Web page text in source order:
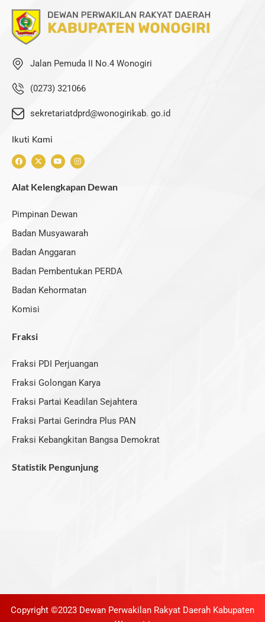
Jalan Pemuda II No.4 Wonogiri
(0273) 321066
sekretariatdprd@wonogirikab. go.id
Ikuti Kami
F
a
e
b
k
X
-
w
i
e
r
Y
o
u
I
n
a
a
m
Alat Kelengkapan Dewan
Pimpinan Dewan
Badan Musyawarah
Badan Anggaran
Badan Pembentukan PERDA
Badan Kehormatan
Komisi
Fraksi
Fraksi PDI Perjuangan
Fraksi Golongan Karya
Fraksi Partai Keadilan Sejahtera
Fraksi Partai Gerindra Plus PAN
Fraksi Kebangkitan Bangsa Demokrat
Statistik Pengunjung
Copyright ©2023 Dewan Perwakilan Rakyat Daerah Kabupaten